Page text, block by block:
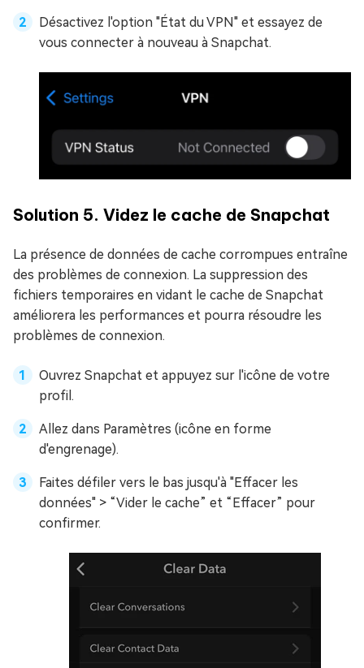
Désactivez l'option "État du VPN" et essayez de
vous connecter à nouveau à Snapchat.
Solution 5. Videz le cache de Snapchat
La présence de données de cache corrompues entraîne
des problèmes de connexion. La suppression des
fichiers temporaires en vidant le cache de Snapchat
améliorera les performances et pourra résoudre les
problèmes de connexion.
Ouvrez Snapchat et appuyez sur l'icône de votre
profil.
Allez dans Paramètres (icône en forme
d'engrenage).
Faites défiler vers le bas jusqu'à "Effacer les
données" > “Vider le cache” et “Effacer” pour
confirmer.